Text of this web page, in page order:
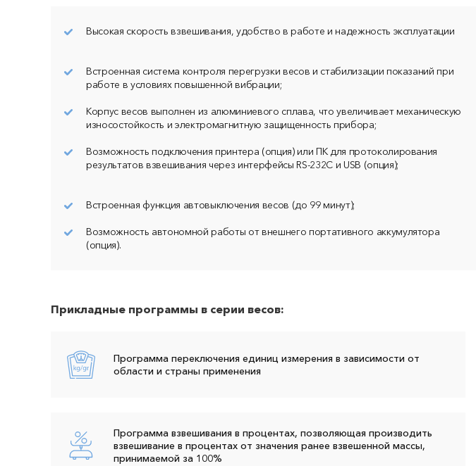
Высокая скорость взвешивания, удобство в работе и надежность эксплуатации
Встроенная система контроля перегрузки весов и стабилизации показаний при
работе в условиях повышенной вибрации;
Корпус весов выполнен из алюминиевого сплава, что увеличивает механическую
износостойкость и электромагнитную защищенность прибора;
Возможность подключения принтера (опция) или ПК для протоколирования
результатов взвешивания через интерфейсы RS-232C и USB (опция);
Встроенная функция автовыключения весов (до 99 минут);
Возможность автономной работы от внешнего портативного аккумулятора
(опция).
Прикладные программы в серии весов:
Программа переключения единиц измерения в зависимости от
области и страны применения
Программа взвешивания в процентах, позволяющая производить
взвешивание в процентах от значения ранее взвешенной массы,
принимаемой за 100%
•бланк акта неисправности
Даю согласие на обработку
персональных данных в соответствии с